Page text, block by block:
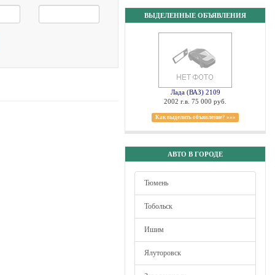
ВЫДЕЛЕННЫЕ ОБЪЯВЛЕНИЯ
Лада (ВАЗ) 2109
2002 г.в. 75 000 руб.
Как выделить объявление? »»»
АВТО В ГОРОДЕ
Тюмень
Тобольск
Ишим
Ялуторовск